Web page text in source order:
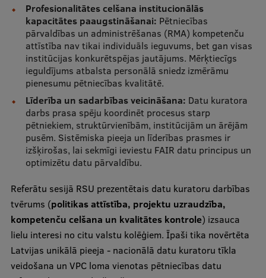
Pētniecības datu pārvaldība
RSU zinātnes portāls
Zinātnes ietekme
Pētniecības platformas
Doktorantūras skola
Pētniecības pakalpojumi
Pētniecības projekti
Vertikāli integrētie projekti
Zinātniskās konferences
Inovāciju centrs
Profesionalitātes celšana institucionālās
kapacitātes paaugstināšanai: Pētniecības
pārvaldības un administrēšanas (RMA) kompetenču
attīstība nav tikai individuāls ieguvums, bet gan visas
institūcijas konkurētspējas jautājums. Mērķtiecīgs
ieguldījums atbalsta personālā sniedz izmērāmu
pienesumu pētniecības kvalitātē.
Līderība un sadarbības veicināšana: Datu kuratora
darbs prasa spēju koordinēt procesus starp
pētniekiem, struktūrvienībām, institūcijām un ārējām
pusēm. Sistēmiska pieeja un līderības prasmes ir
izšķirošas, lai sekmīgi ieviestu FAIR datu principus un
optimizētu datu pārvaldību.
Referātu sesijā RSU prezentētais datu kuratoru darbības
tvērums (politikas attīstība, projektu uzraudzība,
kompetenču celšana un kvalitātes kontrole) izsauca
lielu interesi no citu valstu kolēģiem. Īpaši tika novērtēta
Latvijas unikālā pieeja - nacionālā datu kuratoru tīkla
veidošana un VPC loma vienotas pētniecības datu